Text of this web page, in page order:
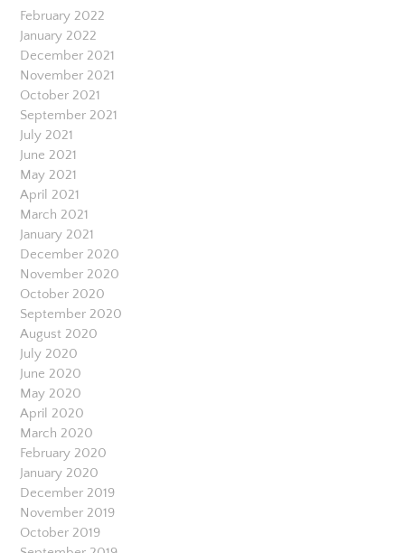
February 2022
January 2022
December 2021
November 2021
October 2021
September 2021
July 2021
June 2021
May 2021
April 2021
March 2021
January 2021
December 2020
November 2020
October 2020
September 2020
August 2020
July 2020
June 2020
May 2020
April 2020
March 2020
February 2020
January 2020
December 2019
November 2019
October 2019